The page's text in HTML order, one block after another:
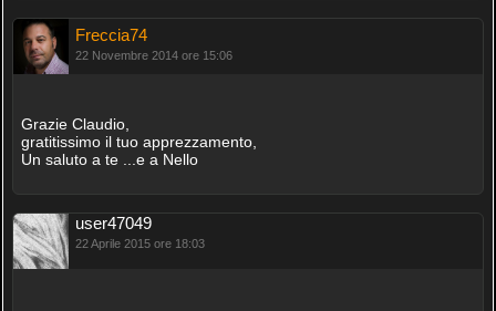
Freccia74
22 Novembre 2014 ore 15:06
Grazie Claudio,
gratitissimo il tuo apprezzamento,
Un saluto a te ...e a Nello
user47049
22 Aprile 2015 ore 18:03